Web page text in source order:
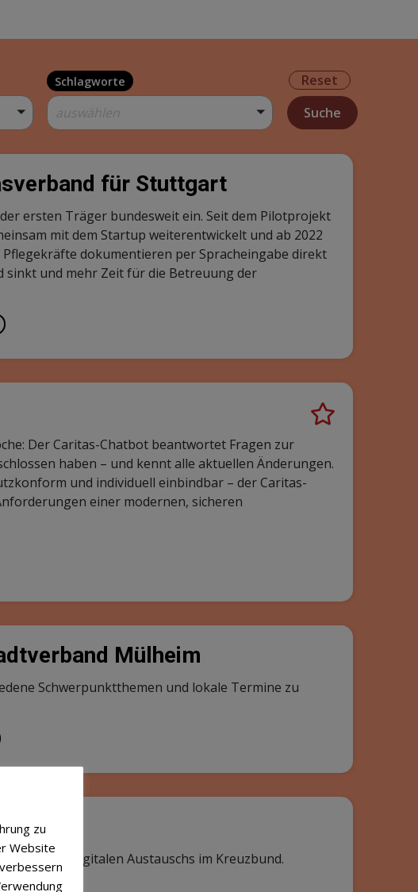
Schlagworte
auswählen
Reset
für Stuttgart
ersten Träger bundesweit ein. Seit dem Pilotprojekt
mit dem Startup weiterentwickelt und ab 2022
dokumentieren per Spracheingabe direkt
sinkt und mehr Zeit für die Betreuung der
Der Caritas-Chatbot beantwortet Fragen zur
haben – und kennt alle aktuellen Änderungen.
und individuell einbindbar – der Caritas-
einer modernen, sicheren
Mülheim
Schwerpunktthemen und lokale Termine zu
digitalen Austauschs im Kreuzbund.
zu
Website